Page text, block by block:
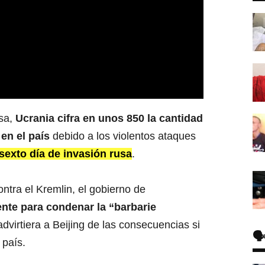
Ucrania cifra en unos 850 la cantidad
el país debido a los violentos ataques
día de invasión rusa.
el Kremlin, el gobierno de
para condenar la “barbarie
a Beijing de las consecuencias si
país.